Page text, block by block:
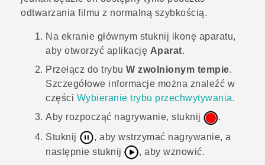
odtwarzania filmu z normalną szybkością.
Na ekranie głównym stuknij ikonę aparatu,
aby otworzyć aplikację Aparat.
Przełącz do trybu W zwolnionym tempie.
Szczegółowe informacje można znaleźć w
części Wybieranie trybu przechwytywania.
Aby rozpocząć nagrywanie, stuknij
.
Stuknij
, aby wstrzymać nagrywanie, a
następnie stuknij
, aby wznowić.